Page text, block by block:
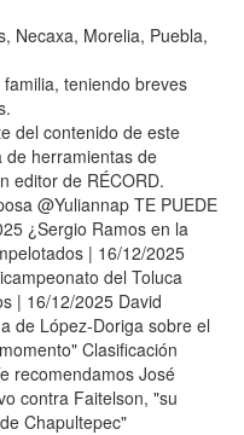
Necaxa, Morelia, Puebla,
teniendo breves
del contenido de este
de herramientas de
editor de RÉCORD.
@Yuliannap TE PUEDE
¿Sergio Ramos en la
| 16/12/2025
del Toluca
| 16/12/2025 David
de López-Doriga sobre el
Clasificación
recomendamos José
contra Faitelson, "su
Chapultepec"